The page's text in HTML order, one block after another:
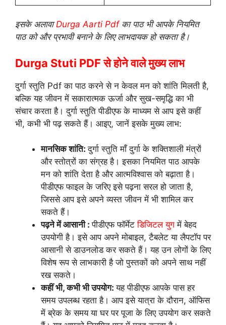
इसके अलावाDurga Aarti Pdfका पाठ भी आपके नियमित
पाठ को और प्रभावी बनाने के लिए लाभदायक हो सकता है।
Durga Stuti PDF से होने वाले मुख्य लाभ
दुर्गा स्तुति Pdf का पाठ करने से न केवल मन को शांति मिलती है,
बल्कि यह जीवन में सकारात्मक ऊर्जा और सुख-समृद्धि का भी
संचार करता है। दुर्गा स्तुति पीडीएफ के माध्यम से आप इसे कहीं
भी, कभी भी पढ़ सकते हैं। आइए, जानें इसके मुख्य लाभ:
मानसिक शांति:दुर्गा स्तुति माँ दुर्गा के शक्तिशाली मंत्रों
और स्तोत्रों का संग्रह है। इसका नियमित पाठ आपके
मन को शांति देता है और आत्मविश्वास को बढ़ाता है।
पीडीएफ फाइल के जरिए इसे पढ़ना सरल हो जाता है,
जिससे आप इसे अपने व्यस्त जीवन में भी शामिल कर
सकते हैं।
पढ़ने में आसानी :पीडीएफ फॉर्मेटडिजिटल युग में बेहद
उपयोगी है। इसे आप अपने मोबाइल, टैबलेट या लैपटॉप पर
आसानी से डाउनलोड कर सकते हैं। यह उन लोगों के लिए
विशेष रूप से लाभकारी है जो पुस्तकों को अपने साथ नहीं
रख सकते।
कहीं भी, कभी भी उपयोग:यह पीडीएफ आपके पास हर
समय उपलब्ध रहता है। आप इसे यात्रा के दौरान, ऑफिस
में ब्रेक के समय या घर पर पूजा के लिए उपयोग कर सकते